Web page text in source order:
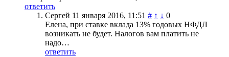
ответить
Сергей 11 января 2016, 11:51 # ↑ ↓ 0
Елена, при ставке вклада 13% годовых НФДЛ
возникать не будет. Налогов вам платить не
надо…
ответить